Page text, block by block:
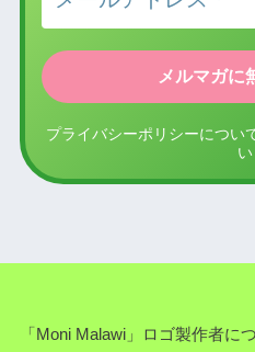
プライバシーポリシーについ
い
「Moni Malawi」ロゴ製作者に